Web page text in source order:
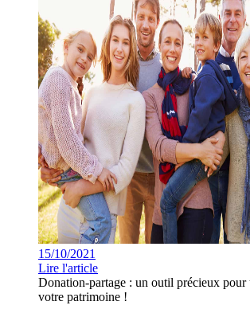
15/10/2021
Lire l'article
Donation-partage : un outil précieux pour
votre patrimoine !